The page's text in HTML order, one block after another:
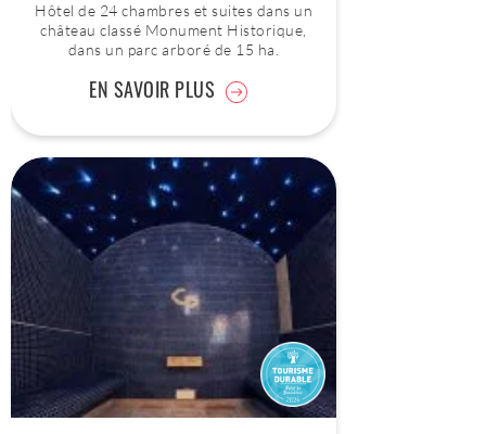
Hôtel de 24 chambres et suites dans un
château classé Monument Historique,
dans un parc arboré de 15 ha.
EN SAVOIR PLUS